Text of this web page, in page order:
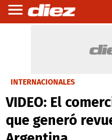
INTERNACIONALES
VIDEO: El
que generó